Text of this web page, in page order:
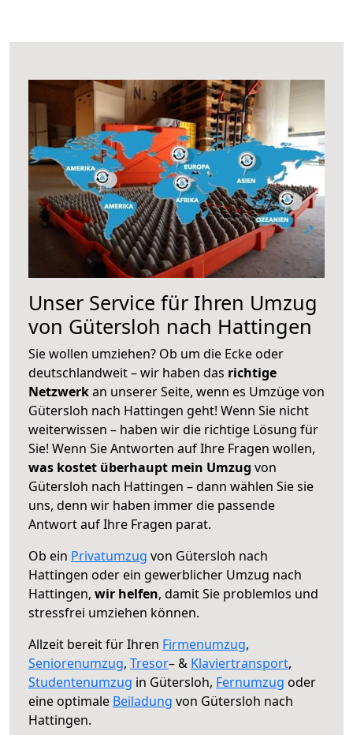
Unser Service für Ihren Umzug
von Gütersloh nach Hattingen
Sie wollen umziehen? Ob um die Ecke oder
deutschlandweit – wir haben das richtige
Netzwerkan unserer Seite, wenn es Umzüge von
Gütersloh nach Hattingen geht! Wenn Sie nicht
weiterwissen – haben wir die richtige Lösung für
Sie! Wenn Sie Antworten auf Ihre Fragen wollen,
was kostet überhaupt mein Umzug von
Gütersloh nach Hattingen – dann wählen Sie sie
uns, denn wir haben immer die passende
Antwort auf Ihre Fragen parat.
Ob ein Privatumzug von Gütersloh nach
Hattingen oder ein gewerblicher Umzug nach
Hattingen, wir helfen, damit Sie problemlos und
stressfrei umziehen können.
Allzeit bereit für Ihren Firmenumzug,
Seniorenumzug, Tresor– & Klaviertransport,
Studentenumzug in Gütersloh, Fernumzug oder
eine optimale Beiladung von Gütersloh nach
Hattingen.